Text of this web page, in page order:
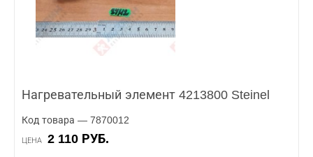
Нагревательный элемент 4213800 Steinel
Код товара — 7870012
ЦЕНА 2 110 РУБ.